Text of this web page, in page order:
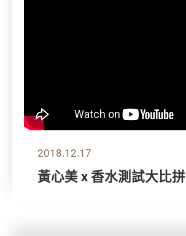
2018.12.17
黃心美 x 香水測試大比拼